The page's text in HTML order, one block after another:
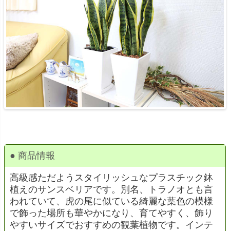
● 商品情報
高級感ただようスタイリッシュなプラスチック鉢
植えのサンスベリアです。別名、トラノオとも言
われていて、虎の尾に似ている綺麗な葉色の模様
で飾った場所も華やかになり、育てやすく、飾り
やすいサイズでおすすめの観葉植物です。インテ